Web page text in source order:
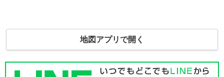
地図アプリで開く